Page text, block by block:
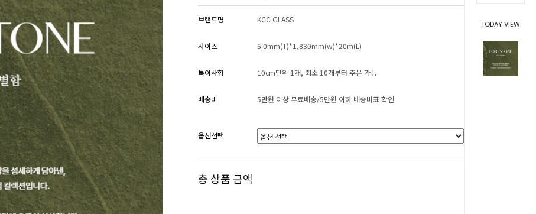
TODAY VIEW
브랜드명 KCC GLASS
사이즈 5.0mm(T)*1,830mm(w)*20m(L)
특이사항 10cm단위 1개, 최소 10개부터 주문 가능
배송비 5만원 이상 무료배송/5만원 이하 배송비표 확인
옵션선택
총 상품 금액